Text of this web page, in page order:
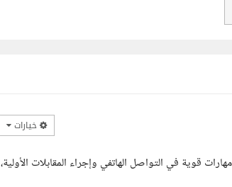
خيارات
قوية في التواصل الهاتفي وإجراء المقابلات الأولية،